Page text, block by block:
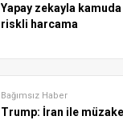
Yapay zekayla
riskli harcama
Bağımsız Haber
Trump: İran ile